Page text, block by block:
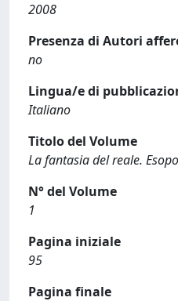
2008
Presenza di Autori
no
Lingua/e di
Italiano
Titolo del Volume
La fantasia del reale.
N° del Volume
1
Pagina iniziale
95
Pagina finale